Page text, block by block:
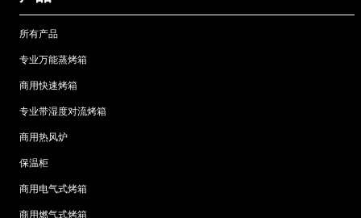
所有产品
专业万能蒸烤箱
商用快速烤箱
专业带湿度对流烤箱
商用热风炉
保温柜
商用电气式烤箱
商用燃气式烤箱